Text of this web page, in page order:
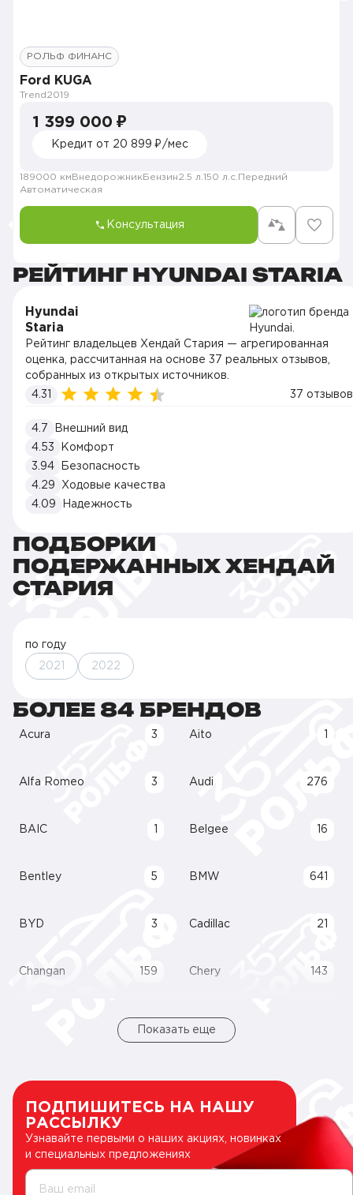
РОЛЬФ ФИНАНС
Ford KUGA
Trend 2019
1 399 000 ₽
Кредит от 20 899 ₽/мес
189000 км Внедорожник Бензин2.5 л. 150 л.с. Передний
Автоматическая
Консультация
РЕЙТИНГ HYUNDAI STARIA
Hyundai
Staria
Рейтинг владельцев Хендай Стария — агрегированная
оценка, рассчитанная на основе 37 реальных отзывов,
собранных из открытых источников.
4.31
37 отзывов
4.7
Внешний вид
4.53
Комфорт
3.94
Безопасность
4.29
Ходовые качества
4.09
Надежность
ПОДБОРКИ
ПОДЕРЖАННЫХ ХЕНДАЙ
СТАРИЯ
по году
2021 2022
БОЛЕЕ 84 БРЕНДОВ
Acura 3 Aito
Alfa Romeo 3 Audi 276
BAIC Belgee 16
Bentley 5 BMW 641
BYD 3 Cadillac 21
Changan 159 Chery 143
Показать еще
ПОДПИШИТЕСЬ НА НАШУ
РАССЫЛКУ
Узнавайте первыми о наших акциях, новинках
и специальных предложениях
Ваш email